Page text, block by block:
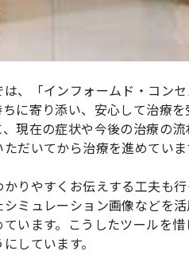
、「インフォームド・コン
に寄り添い、安心して治療
現在の症状や今後の治療の
だいてから治療を進めていま
りやすくお伝えする工夫も
ミュレーション画像などを
います。こうしたツールを
しています。